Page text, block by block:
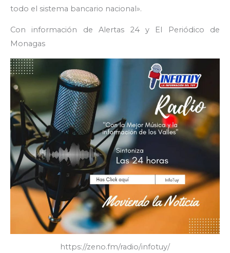
todo el sistema bancario nacional».
Con información de Alertas 24 y El Periódico de
Monagas
https://zeno.fm/radio/infotuy/